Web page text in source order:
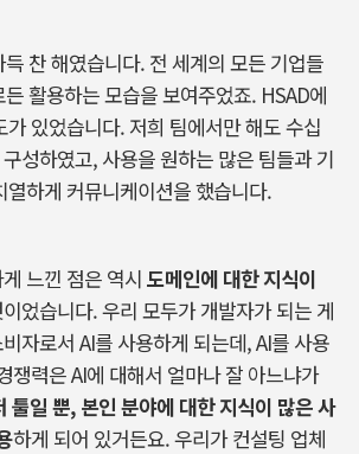
득 찬 해였습니다. 전 세계의 모든 기업들
활용하는 모습을 보여주었죠. HSAD에
가 있었습니다. 저희 팀에서만 해도 수십
성하였고, 사용을 원하는 많은 팀들과 기
하게 커뮤니케이션을 했습니다.
느낀 점은 역시 도메인에 대한 지식이
었습니다.우리 모두가 개발자가 되는 게
자로서 AI를 사용하게 되는데, AI를 사용
쟁력은AI에 대해서 얼마나 잘 아느냐가
툴일 뿐, 본인 분야에 대한 지식이 많은 사
하게 되어 있거든요.우리가 컨설팅 업체